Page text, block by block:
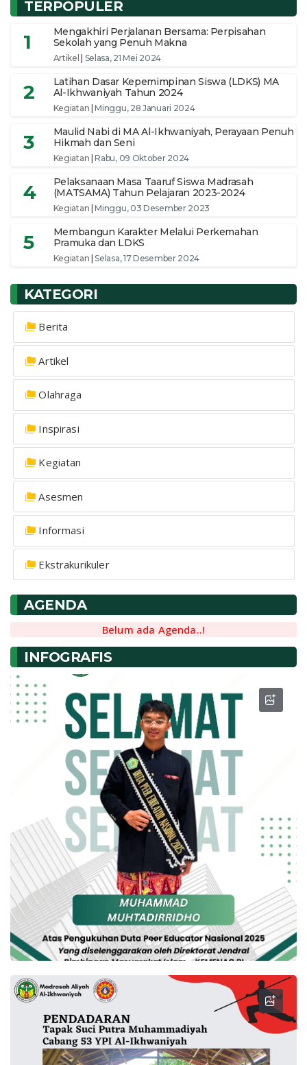
TERPOPULER
1
Mengakhiri Perjalanan Bersama: Perpisahan
Sekolah yang Penuh Makna
Artikel Selasa, 21 Mei 2024
2
Latihan Dasar Kepemimpinan Siswa (LDKS) MA
Al-Ikhwaniyah Tahun 2024
Kegiatan |Minggu, 28 Januari 2024
3
Maulid Nabi di MA Al-Ikhwaniyah, Perayaan Penuh
Hikmah dan Seni
Kegiatan |Rabu, 09 Oktober 2024
4
Pelaksanaan Masa Taaruf Siswa Madrasah
(MATSAMA) Tahun Pelajaran 2023-2024
Kegiatan |Minggu, 03 Desember 2023
5
Membangun Karakter Melalui Perkemahan
Pramuka dan LDKS
Kegiatan |Selasa, 17 Desember 2024
KATEGORI
Berita
Artikel
Olahraga
Inspirasi
Kegiatan
Asesmen
Informasi
Ekstrakurikuler
AGENDA
Belum ada Agenda..!
INFOGRAFIS